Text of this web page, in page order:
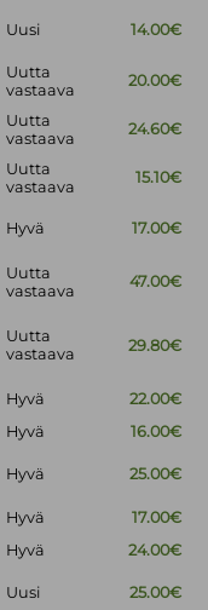
Uusi 14.00€
Uutta
vastaava
20.00€
Uutta
vastaava
24.60€
Uutta
vastaava
15.10€
Hyvä 17.00€
Uutta
vastaava
47.00€
Uutta
vastaava
29.80€
Hyvä
22.00€
Hyvä
16.00€
Hyvä 25.00€
Hyvä
17.00€
Hyvä
24.00€
Uusi 25.00€